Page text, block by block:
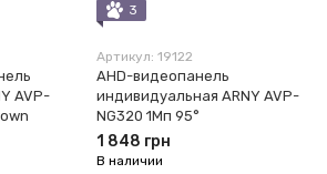
AVP-
3
Артикул: 19122
AHD-видеопанель
индивидуальная ARNY AVP-
NG320 1Мп 95°
1 848 грн
В наличии